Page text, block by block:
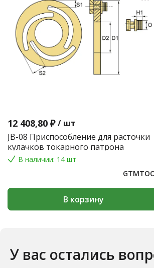
12 408,80 ₽ / шт
JB-08 Приспособление для расточки
кулачков токарного патрона
В наличии: 14 шт
В корзину
У вас остались